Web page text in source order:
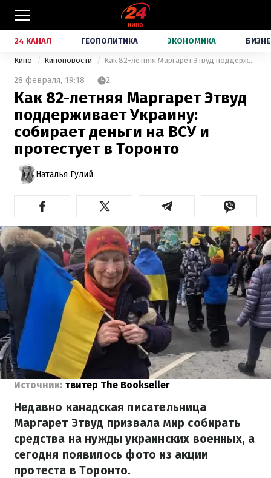
24 КАНАЛ ГЕОПОЛИТИКА ЭКОНОМИКА
Кино Киноновости Как 82-летняя Маргарет Этвуд поддерживает Украину: собирает деньги на ВСУ и протестует в Торонто
28 февраля, 19:18 2
Как 82-летняя Маргарет Этвуд
поддерживает Украину:
собирает деньги на ВСУ и
протестует в Торонто
Наталья Гулий
Источник: твитер The Bookseller
Недавно канадская писательница
Маргарет Этвуд призвала мир собирать
средства на нужды украинских военных, а
сегодня появилось фото из акции
протеста в Торонто.